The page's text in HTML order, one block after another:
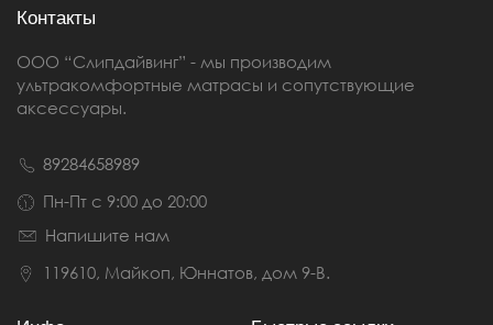
Контакты
ООО “Слипдайвинг” - мы производим
ультракомфортные матрасы и сопутствующие
аксессуары.
89284658989
Пн-Пт с 9:00 до 20:00
Напишите нам
119610, Майкоп, Юннатов, дом 9-В.